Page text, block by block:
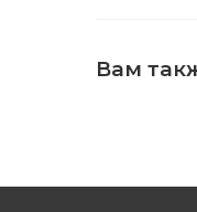
Вам